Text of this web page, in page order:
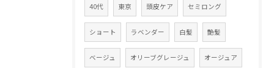
40代 東京 頭皮ケア セミロング
ショート ラベンダー 白髪 艶髪
ベージュ オリーブグレージュ オージュア